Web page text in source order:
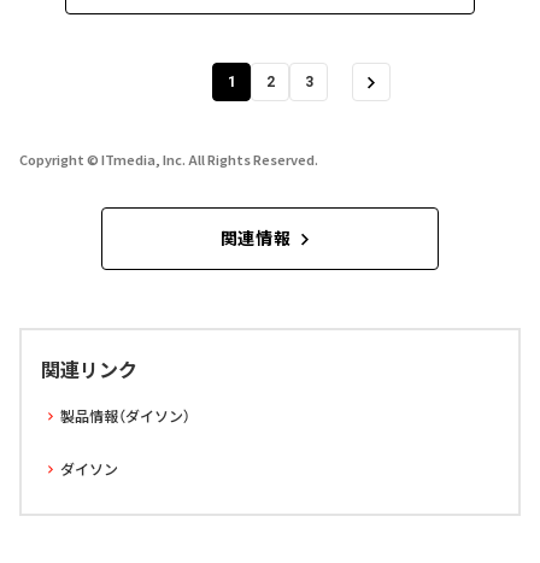
1 2 3
Copyright © ITmedia, Inc. All Rights Reserved.
関連情報
関連リンク
製品情報（ダイソン）
ダイソン